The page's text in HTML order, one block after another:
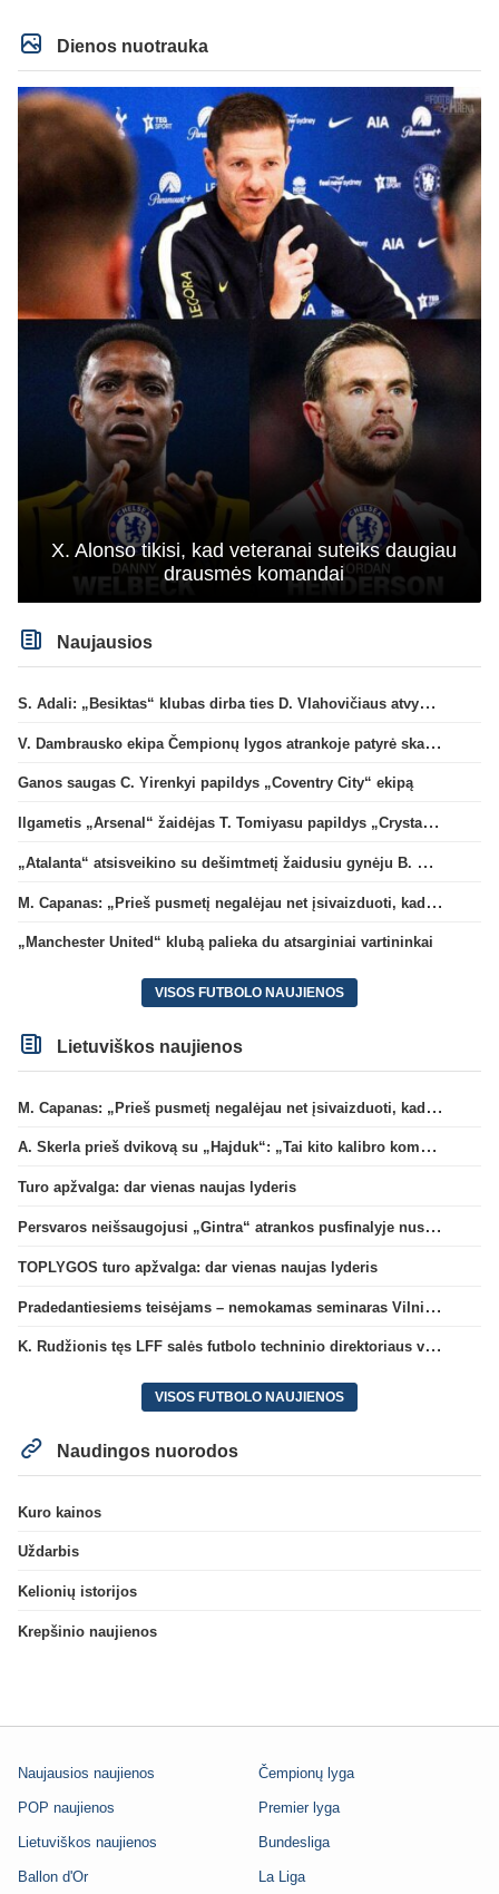
Dienos nuotrauka
X. Alonso tikisi, kad veteranai suteiks daugiau
drausmės komandai
Naujausios
S. Adali: „Besiktas“ klubas dirba ties D. Vlahovičiaus atvykimu“
V. Dambrausko ekipa Čempionų lygos atrankoje patyrė skaudžią nesėkmę
Ganos saugas C. Yirenkyi papildys „Coventry City“ ekipą
Ilgametis „Arsenal“ žaidėjas T. Tomiyasu papildys „Crystal Palace“ ekipą
„Atalanta“ atsisveikino su dešimtmetį žaidusiu gynėju B. Djimsiti
M. Capanas: „Prieš pusmetį negalėjau net įsivaizduoti, kad žaisime prieš „Hajduk“
„Manchester United“ klubą palieka du atsarginiai vartininkai
VISOS FUTBOLO NAUJIENOS
Lietuviškos naujienos
M. Capanas: „Prieš pusmetį negalėjau net įsivaizduoti, kad žaisime prieš „Hajduk“
A. Skerla prieš dvikovą su „Hajduk“: „Tai kito kalibro komanda“
Turo apžvalga: dar vienas naujas lyderis
Persvaros neišsaugojusi „Gintra“ atrankos pusfinalyje nusileido Škotijos čempionėms
TOPLYGOS turo apžvalga: dar vienas naujas lyderis
Pradedantiesiems teisėjams – nemokamas seminaras Vilniuje šį penktadienį
K. Rudžionis tęs LFF salės futbolo techninio direktoriaus veiklą
VISOS FUTBOLO NAUJIENOS
Naudingos nuorodos
Kuro kainos
Uždarbis
Kelionių istorijos
Krepšinio naujienos
Naujausios naujienos
POP naujienos
Lietuviškos naujienos
Ballon d'Or
Čempionų lyga
Premier lyga
Bundesliga
La Liga